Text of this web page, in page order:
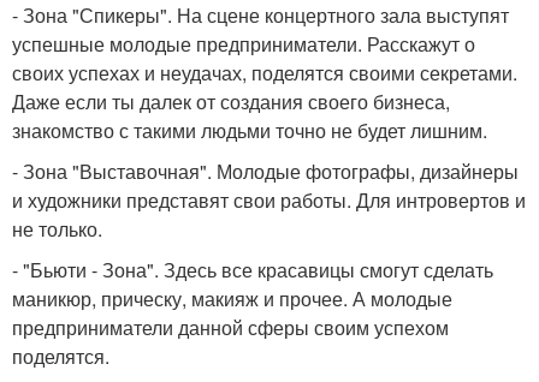
- Зона "Спикеры". На сцене концертного зала выступят
успешные молодые предприниматели. Расскажут о
своих успехах и неудачах, поделятся своими секретами.
Даже если ты далек от создания своего бизнеса,
знакомство с такими людьми точно не будет лишним.
- Зона "Выставочная". Молодые фотографы, дизайнеры
и художники представят свои работы. Для интровертов и
не только.
- "Бьюти - Зона". Здесь все красавицы смогут сделать
маникюр, прическу, макияж и прочее. А молодые
предприниматели данной сферы своим успехом
поделятся.